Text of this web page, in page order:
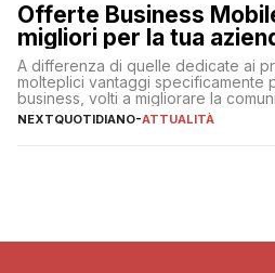
Offerte Business
migliori per la tua
A differenza di quelle dedicate ai
molteplici vantaggi specificamente
business, volti a migliorare la
degli utenti
NEXTQUOTIDIANO-ATTUALITÀ